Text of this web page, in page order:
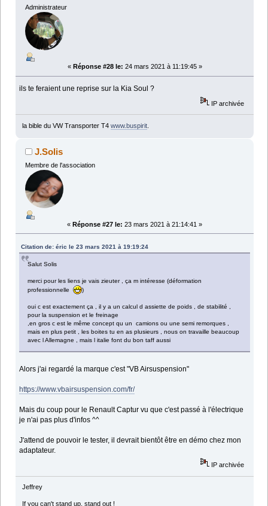
Administrateur
« Réponse #28 le: 24 mars 2021 à 11:19:45 »
ils te feraient une reprise sur la Kia Soul ?
IP archivée
la bible du VW Transporter T4 www.buspirit.
J.Solis
Membre de l'association
« Réponse #27 le: 23 mars 2021 à 21:14:41 »
Citation de: éric le 23 mars 2021 à 19:19:24
Salut Solis
merci pour les liens je vais zieuter , ça m intéresse (déformation
professionnelle
)
oui c est exactement ça , il y a un calcul d assiette de poids , de stabilité ,
pour la suspension et le freinage
,en gros c est le même concept qu un camions ou une semi remorques ,
mais en plus petit , les boites tu en as plusieurs , nous on travaille beaucoup
avec l Allemagne , mais l italie font du bon taff aussi
Alors j'ai regardé la marque c'est "VB Airsuspension"
https://www.vbairsuspension.com/fr/
Mais du coup pour le Renault Captur vu que c'est passé à l'électrique
je n'ai pas plus d'infos ^^
J'attend de pouvoir le tester, il devrait bientôt être en démo chez mon
adaptateur.
IP archivée
Jeffrey
If you can't stand up, stand out !